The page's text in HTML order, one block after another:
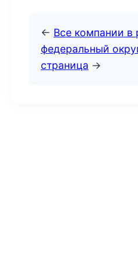
← Все компании
федеральный
страница →